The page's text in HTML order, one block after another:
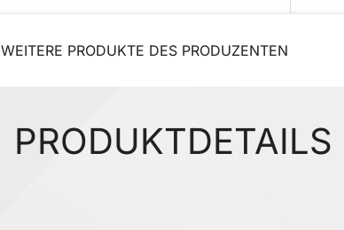
WEITERE PRODUKTE DES PRODUZENTEN
PRODUKTDETAILS